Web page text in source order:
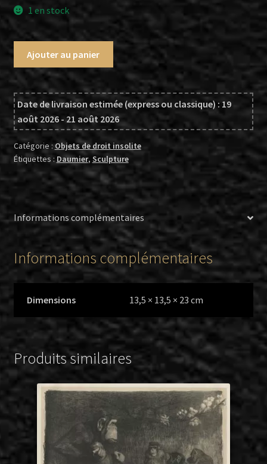
1 en stock
Daumier
(d'après),
Tête
miniature
bronze,
montée
sur
en
métal
Ajouter au panier
Date de livraison estimée (express ou classique) : 19
août 2026 - 21 août 2026
Catégorie :Objets de droit insolite
Étiquettes : Daumier, Sculpture
Informations complémentaires
Informations complémentaires
Dimensions 13,5 × 13,5 × 23 cm
Produits similaires